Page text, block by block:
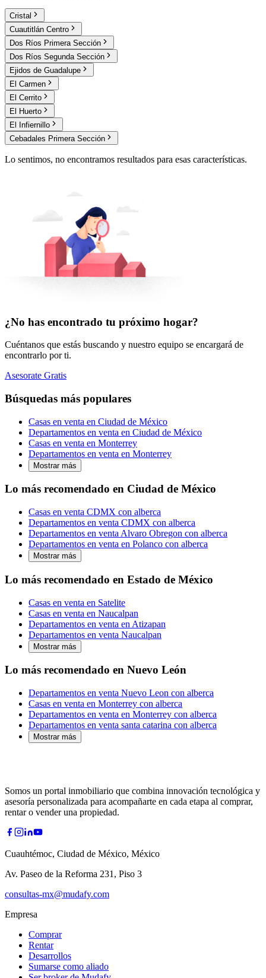
Cristal
Cuautitlán Centro
Dos Ríos Primera Sección
Dos Ríos Segunda Sección
Ejidos de Guadalupe
El Carmen
El Cerrito
El Huerto
El Infiernillo
Cebadales Primera Sección
Lo sentimos, no encontramos resultados para esas características.
¿No has encontrado tu próximo hogar?
Cuéntanos que estás buscando y nuestro equipo se encargará de
encontrarlo por ti.
Asesorate Gratis
Búsquedas más populares
Casas en venta en Ciudad de México
Departamentos en venta en Ciudad de México
Casas en venta en Monterrey
Departamentos en venta en Monterrey
Mostrar más
Lo más recomendado en Ciudad de México
Casas en venta CDMX con alberca
Departamentos en venta CDMX con alberca
Departamentos en venta Alvaro Obregon con alberca
Departamentos en venta en Polanco con alberca
Mostrar más
Lo más recomendado en Estado de México
Casas en venta en Satelite
Casas en venta en Naucalpan
Departamentos en venta en Atizapan
Departamentos en venta Naucalpan
Mostrar más
Lo más recomendado en Nuevo León
Departamentos en venta Nuevo Leon con alberca
Casas en venta en Monterrey con alberca
Departamentos en venta en Monterrey con alberca
Departamentos en venta santa catarina con alberca
Mostrar más
Somos un portal inmobiliario que combina innovación tecnológica y
asesoría personalizada para acompañarte en cada etapa al comprar,
rentar o vender una propiedad.
Cuauhtémoc, Ciudad de México, México
Av. Paseo de la Reforma 231, Piso 3
consultas-mx@mudafy.com
Empresa
Comprar
Rentar
Desarrollos
Sumarse como aliado